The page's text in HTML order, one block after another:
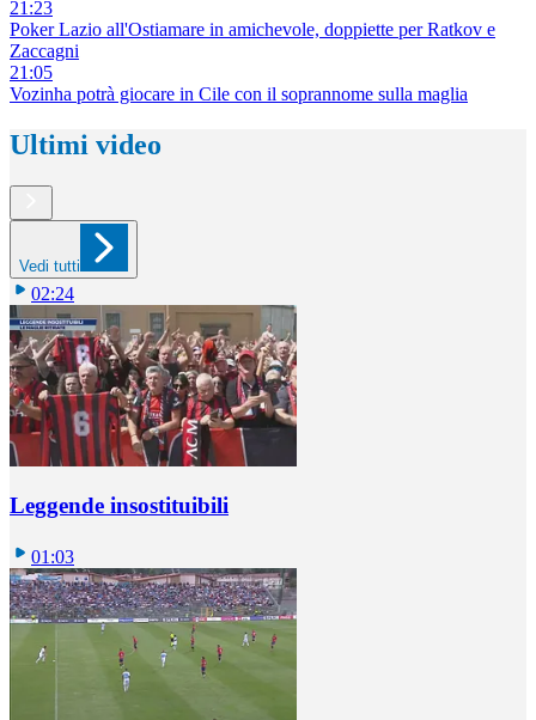
21:23
Poker Lazio all'Ostiamare in amichevole, doppiette per Ratkov e
Zaccagni
21:05
Vozinha potrà giocare in Cile con il soprannome sulla maglia
Ultimi video
Vedi tutti
02:24
Leggende insostituibili
01:03